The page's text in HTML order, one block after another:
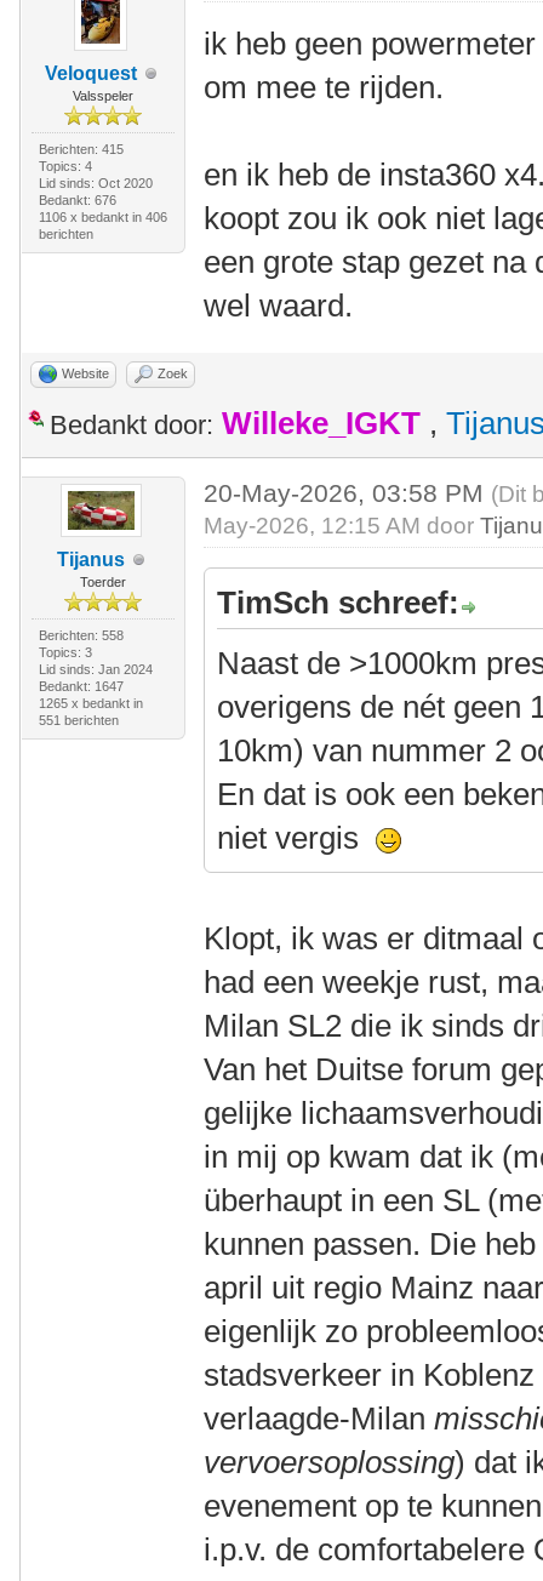
Veloquest
Valsspeler
Berichten: 415
Topics: 4
Lid sinds: Oct 2020
Bedankt: 676
1106 x bedankt in 406
berichten
ik heb geen
om mee te rijden.
en ik heb de insta360
koopt zou ik ook niet
een grote stap gezet na
wel waard.
Website Zoek
Bedankt door: Willeke_IGKT ,
Tijanus
Toerder
Berichten: 558
Topics: 3
Lid sinds: Jan 2024
Bedankt: 1647
1265 x bedankt in
551 berichten
20-May-2026, 03:58 PM (Dit
May-2026, 12:15 AM door
TimSch schreef:
Naast de >1000km
overigens de nét geen
10km) van nummer 2
En dat is ook een
niet vergis
Klopt, ik was er ditmaal
had een weekje rust,
Milan SL2 die ik sinds
Van het Duitse forum
gelijke
in mij op kwam dat ik
überhaupt in een SL
kunnen passen. Die
april uit regio Mainz
eigenlijk zo
stadsverkeer in
verlaagde-Milan
vervoersoplossing) dat
evenement op te
i.p.v. de comfortabelere